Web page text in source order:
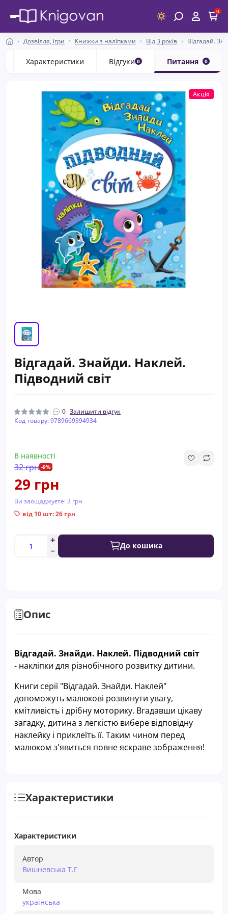
0
Дозвілля, ігри Книжки з наліпками Від 3 років Відгадай.
Характеристики Відгуки 0 Питання 0
Акція
Відгадай. Знайди. Наклей.
Підводний світ
0 Залишити відгук
Код товару: 9789669394934
В наявності
32 грн -9%
29 грн
Ви заощаджуєте:3 грн
від 10 шт: 26 грн
До кошика
Опис
Відгадай. Знайди. Наклей. Підводний світ
- наклiпки для різнобічного розвитку дитини.
Книги серії "Відгадай. Знайди. Наклей"
допоможуть малюкові розвинути увагу,
кмітливість і дрібну моторику. Вгадавши цікаву
загадку, дитина з легкістю вибере відповідну
наклейку і приклеїть її. Таким чином перед
малюком з'явиться повне яскраве зображення!
Характеристики
Характеристики
Автор
Вишневська Т.Г
Мова
українська